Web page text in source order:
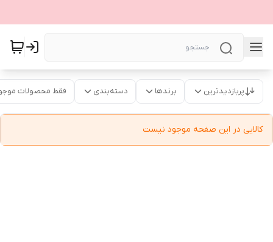
پربازدیدترین برندها دسته‌بندی فقط محصولات
کالایی در این صفحه موجود نیست